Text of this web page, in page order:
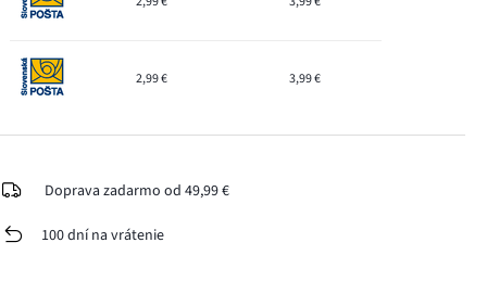
2,99 € 3,99 €
Doprava zadarmo od 49,99 €
100 dní na vrátenie